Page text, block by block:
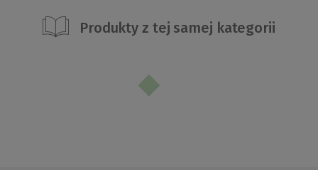
Produkty z tej samej kategorii